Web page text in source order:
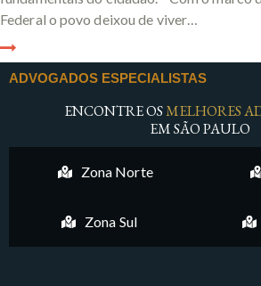
Federal o povo deixou de viver…
ADVOGADOS ESPECIALISTAS
ENCONTRE OSMELHORES
EM SÃO PAULO
Zona Norte
Zona Sul